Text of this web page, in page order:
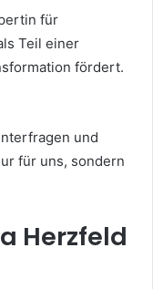
für
Teil einer
fördert.
und
für uns, sondern
Herzfeld